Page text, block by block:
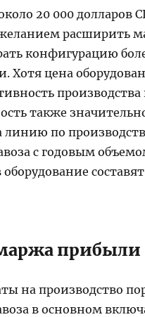
20 000
расширить
конфигурацию
Хотя цена
производства
также
линию по
с годовым
прибыли
на производство
в основном